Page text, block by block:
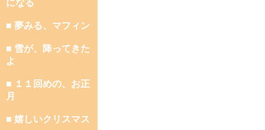
になる
■ 夢みる、マフィン
■ 雪が、降ってきた
よ
■ １１回めの、お正
月
■ 嬉しいクリスマス